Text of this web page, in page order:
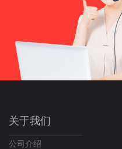
关于我们
公司介绍